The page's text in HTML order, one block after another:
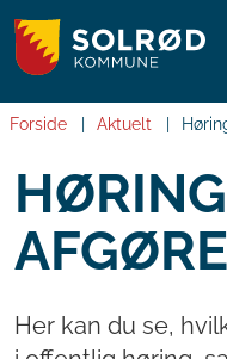
Forside Aktuelt
Her kan du se,